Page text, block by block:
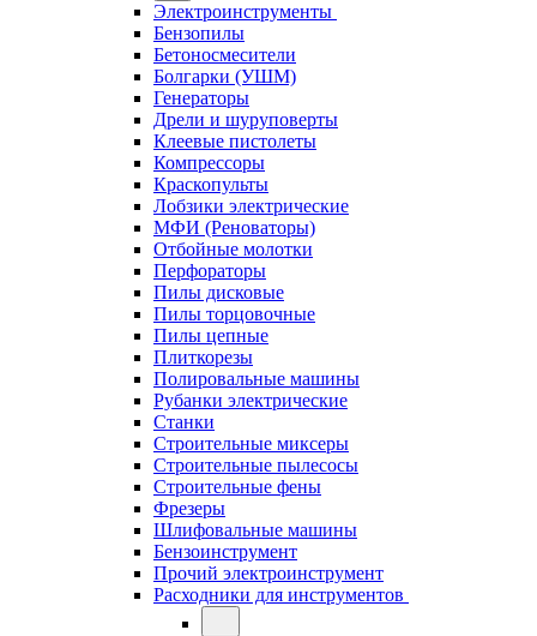
Электроинструменты
Бензопилы
Бетоносмесители
Болгарки (УШМ)
Генераторы
Дрели и шуруповерты
Клеевые пистолеты
Компрессоры
Краскопульты
Лобзики электрические
МФИ (Реноваторы)
Отбойные молотки
Перфораторы
Пилы дисковые
Пилы торцовочные
Пилы цепные
Плиткорезы
Полировальные машины
Рубанки электрические
Станки
Строительные миксеры
Строительные пылесосы
Строительные фены
Фрезеры
Шлифовальные машины
Бензоинструмент
Прочий электроинструмент
Расходники для инструментов